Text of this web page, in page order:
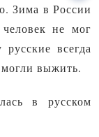
Зима в России
не мог
всегда
выжить.
в русском